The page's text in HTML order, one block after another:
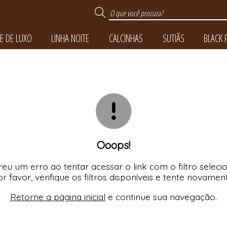
DE LUXO LINHA NOITE CALCINHAS SUTIÃS BLACK
Ooops!
um erro ao tentar acessar o link com o filtro
favor, verifique os filtros disponíveis e tente
Retorne a página inicial e continue sua navegação.